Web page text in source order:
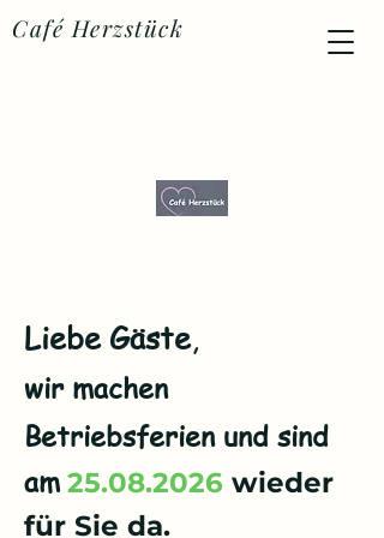
Café Herzstück
Liebe Gäste,
wir machen
Betriebsferien und sind
am 25.08.2026 wieder
für Sie da.